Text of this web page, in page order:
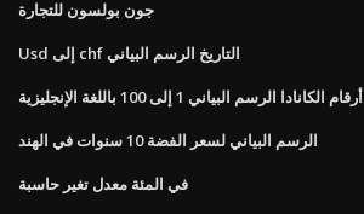
جون بولسون للتجارة
Usd إلى chf التاريخ الرسم البياني
أرقام الكانادا الرسم البياني 1 إلى 100 باللغة الإنجليزية
الرسم البياني لسعر الفضة 10 سنوات في الهند
في المئة معدل تغير حاسبة